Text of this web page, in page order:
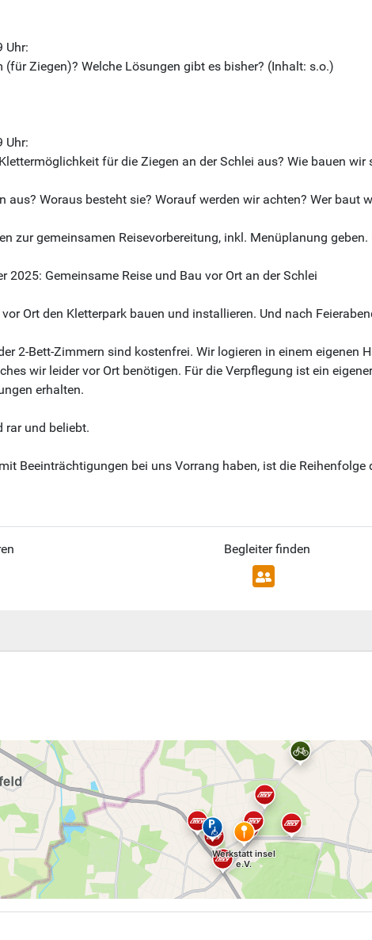
Uhr:
(für Ziegen)? Welche Lösungen gibt es bisher? (Inhalt: s.o.)
Uhr:
für die Ziegen an der Schlei aus? Wie bauen
aus? Woraus besteht sie? Worauf werden wir achten? Wer baut
zur gemeinsamen Reisevorbereitung, inkl. Menüplanung
2025: Gemeinsame Reise und Bau vor Ort an der Schlei
Ort den Kletterpark bauen und installieren. Und nach
2-Bett-Zimmern sind kostenfrei. Wir logieren in einem
wir leider vor Ort benötigen. Für die Verpflegung ist ein
erhalten.
rar und beliebt.
Beeinträchtigungen bei uns Vorrang haben, ist die
Begleiter finden